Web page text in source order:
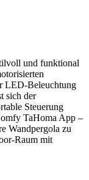
und funktional
LED‑Beleuchtung
sich der
Steuerung
TaHoma App –
Wandpergola zu
mit